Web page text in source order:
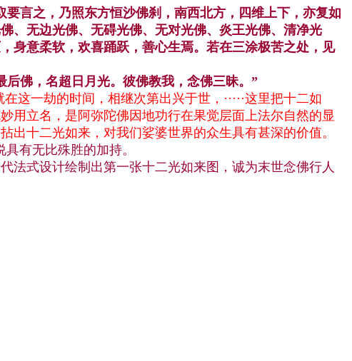
言之，乃照东方恒沙佛刹，南西北方，四维上下，亦复如
、无边光佛、无碍光佛、无对光佛、炎王光佛、清净光
身意柔软，欢喜踊跃，善心生焉。若在三涂极苦之处，见
后佛，名超日月光。彼佛教我，念佛三昧。”
这一劫的时间，相继次第出兴于世，·····这里把十二如
用立名，是阿弥陀佛因地功行在果觉层面上法尔自然的显
十二光如来，对我们娑婆世界的众生具有甚深的价值。
有无比殊胜的加持。
法式设计绘制出第一张十二光如来图，诚为末世念佛行人